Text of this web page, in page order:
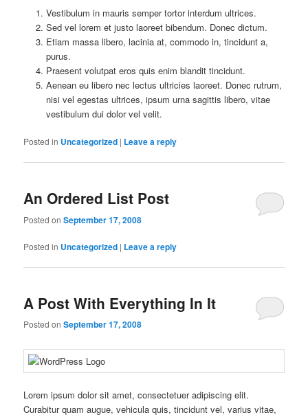
Vestibulum in mauris semper tortor interdum ultrices.
Sed vel lorem et justo laoreet bibendum. Donec dictum.
Etiam massa libero, lacinia at, commodo in, tincidunt a,
purus.
Praesent volutpat eros quis enim blandit tincidunt.
Aenean eu libero nec lectus ultricies laoreet. Donec rutrum,
nisi vel egestas ultrices, ipsum urna sagittis libero, vitae
vestibulum dui dolor vel velit.
Posted in Uncategorized | Leave a reply
An Ordered List Post
Posted onSeptember 17, 2008
Posted in Uncategorized | Leave a reply
A Post With Everything In It
Posted onSeptember 17, 2008
Lorem ipsum dolor sit amet, consectetuer adipiscing elit.
Curabitur quam augue, vehicula quis, tincidunt vel, varius vitae,